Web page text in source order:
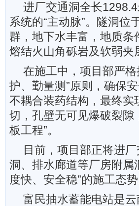
进厂交通洞全长
系统的“主动脉”。隧洞
群，地下水丰富，地质
熔结火山角砾岩及软弱
在施工中，项目部严
护、勤量测”原则，确保
不耦合装药结构，最终
切，孔壁无可见爆破裂隙
板工程”。
目前，项目部正将进
洞、排水廊道等厂房附属
度快、安全稳”的施工态势
富民抽水蓄能电站是